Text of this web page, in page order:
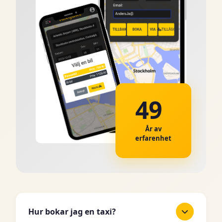
49
År av
erfarenhet
Hur bokar jag en taxi?